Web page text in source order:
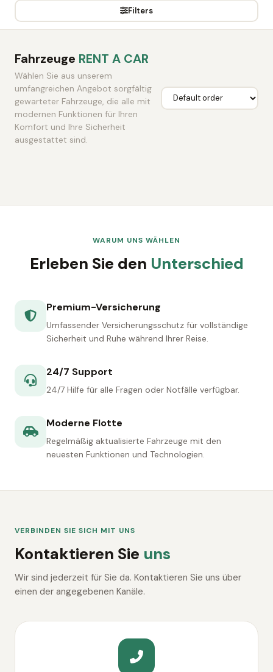
Filters
Fahrzeuge RENT A CAR
Wählen Sie aus unserem
umfangreichen Angebot sorgfältig
gewarteter Fahrzeuge, die alle mit
modernen Funktionen für Ihren
Komfort und Ihre Sicherheit
ausgestattet sind.
WARUM UNS WÄHLEN
Erleben Sie den Unterschied
Premium-Versicherung
Umfassender Versicherungsschutz für vollständige
Sicherheit und Ruhe während Ihrer Reise.
24/7 Support
24/7 Hilfe für alle Fragen oder Notfälle verfügbar.
Moderne Flotte
Regelmäßig aktualisierte Fahrzeuge mit den
neuesten Funktionen und Technologien.
VERBINDEN SIE SICH MIT UNS
Kontaktieren Sie uns
Wir sind jederzeit für Sie da. Kontaktieren Sie uns über
einen der angegebenen Kanäle.